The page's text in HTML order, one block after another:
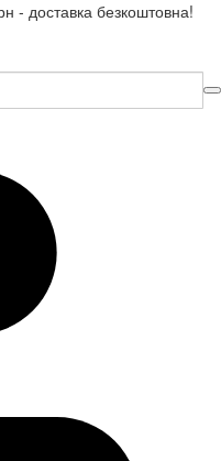
- доставка безкоштовна!